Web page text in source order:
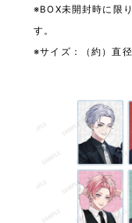
※BOX未開封時に限
す。
※サイズ：（約）直